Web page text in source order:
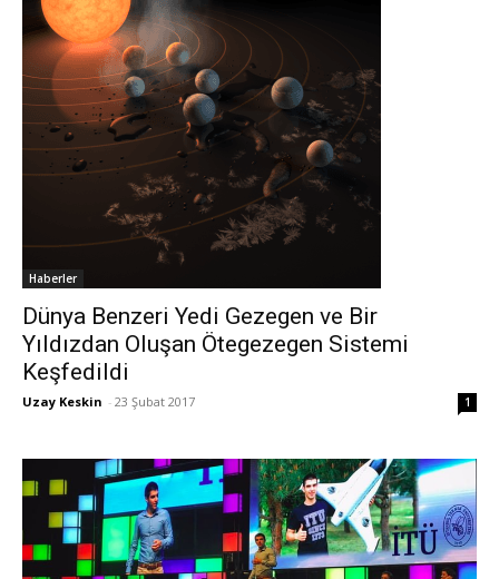
Haberler
Dünya Benzeri Yedi Gezegen ve Bir
Yıldızdan Oluşan Ötegezegen Sistemi
Keşfedildi
Uzay Keskin - 23 Şubat 2017 1